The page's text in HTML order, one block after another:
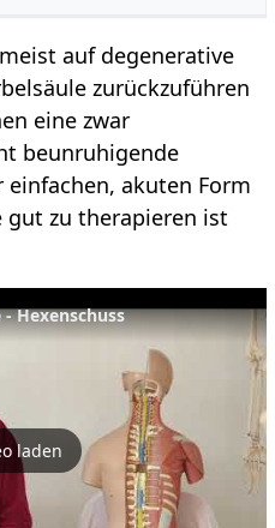
auf degenerative
zurückzuführen
eine zwar
beunruhigende
akuten Form
gut zu therapieren ist
Hexenschuss
laden